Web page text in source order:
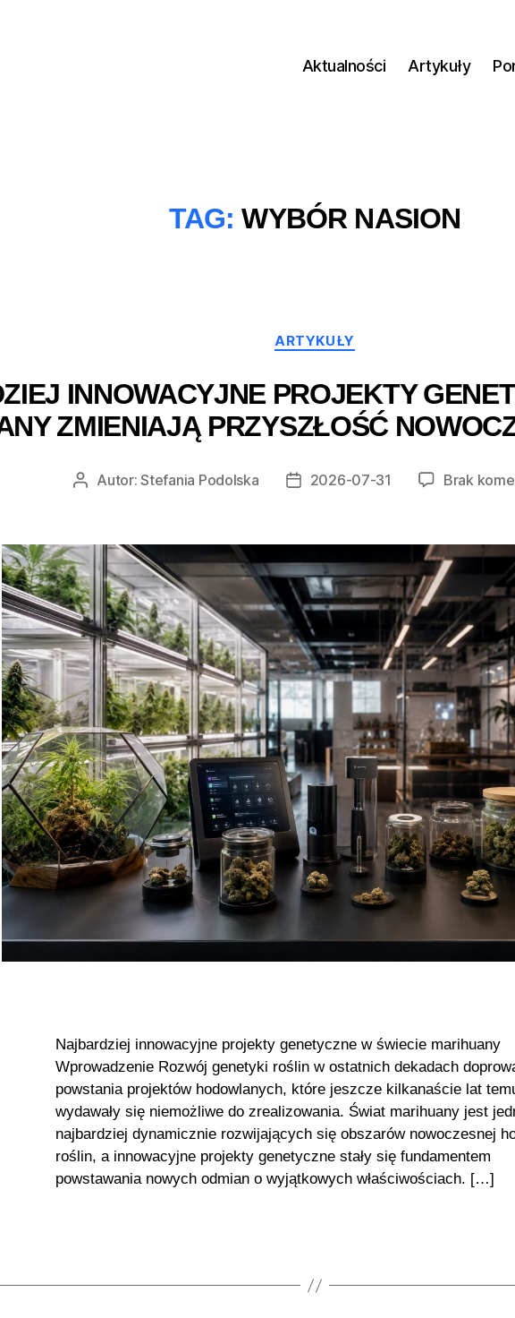
Aktualności Artykuły
TAG: WYBÓR NASION
Kategorie
ARTYKUŁY
INNOWACYJNE PROJEKTY
ZMIENIAJĄ PRZYSZŁOŚĆ
AutorAutor:Stefania Podolska
Data2026-07-31 Brak
Najbardziej innowacyjne projekty genetyczne w świecie marihuany
Wprowadzenie Rozwój genetyki roślin w ostatnich dekadach
powstania projektów hodowlanych, które jeszcze kilkanaście lat
wydawały się niemożliwe do zrealizowania. Świat marihuany jest
najbardziej dynamicznie rozwijających się obszarów nowoczesnej
roślin, a innowacyjne projekty genetyczne stały się fundamentem
powstawania nowych odmian o wyjątkowych właściwościach. […]